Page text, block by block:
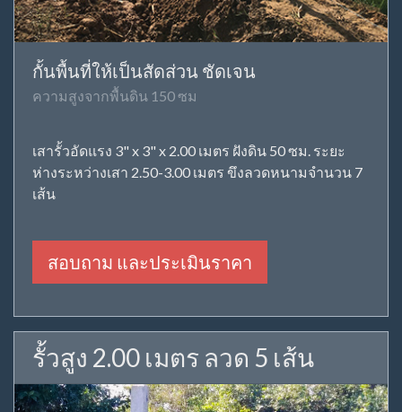
กั้นพื้นที่ให้เป็นสัดส่วน ชัดเจน
ความสูงจากพื้นดิน 150 ซม
เสารั้วอัดแรง 3" x 3" x 2.00 เมตร ฝังดิน 50 ซม. ระยะ
ห่างระหว่างเสา 2.50-3.00 เมตร ขึงลวดหนามจำนวน 7
เส้น
สอบถาม และประเมินราคา
รั้วสูง 2.00 เมตร ลวด 5 เส้น